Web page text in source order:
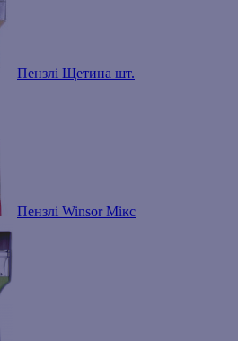
Пензлі Щетина шт.
Пензлі Winsor Мікс